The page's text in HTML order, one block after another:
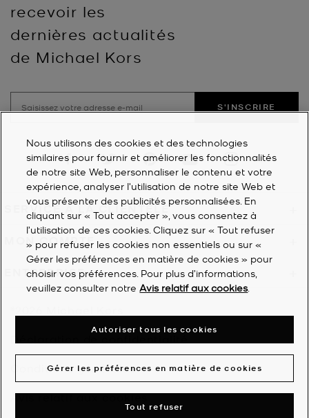
recevoir les
dernières actualités
de Michael Kors
S'INSCRIRE
Visit us on Facebook
Visit us on Twitter
Visit us on Pinterest
Visit us on YouTube
Visit us on
SERVICE À LA CLIENTÈLE
MON COMPTE
ENTREPRISE
Conditions générales
Avis relatif aux cookies
Nous utilisons des cookies et des technologies
similaires pour fournir et améliorer les fonctionnalités
de notre site Web, personnaliser le contenu et votre
expérience, analyser l'utilisation de notre site Web et
vous présenter des publicités personnalisées. En
cliquant sur « Tout accepter », vous consentez à
l’utilisation de ces cookies. Cliquez sur « Tout refuser
» pour refuser les cookies non essentiels ou sur «
Gérer les préférences en matière de cookies » pour
choisir vos préférences. Pour plus d’informations,
veuillez consulter notreAvis relatif aux cookies.
Gérer les préférences en matière de cookies
Tout refuser
Autoriser tous les cookies